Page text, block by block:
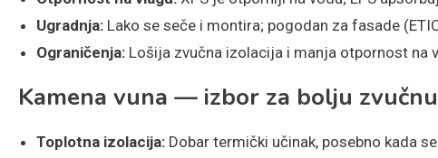
Ugradnja: Lako se seče i montira; pogodan za fasade
Ograničenja: Lošija zvučna izolacija i manja otpornost na
Kamena vuna — izbor za bolju
Toplotna izolacija: Dobar termički učinak, posebno kada